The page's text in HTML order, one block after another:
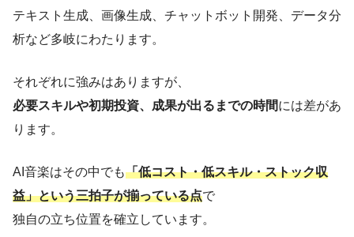
テキスト生成、画像生成、チャットボット開発、データ分
析など多岐にわたります。
それぞれに強みはありますが、
必要スキルや初期投資、成果が出るまでの時間には差があ
ります。
AI音楽はその中でも「低コスト・低スキル・ストック収
益」という三拍子が揃っている点で
独自の立ち位置を確立しています。